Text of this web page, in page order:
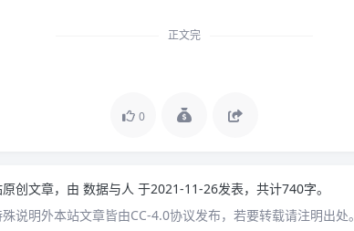
正文完
0
创文章，由 数据与人 于2021-11-26发表，共计740字。
说明外本站文章皆由CC-4.0协议发布，若要转载请注明出处。